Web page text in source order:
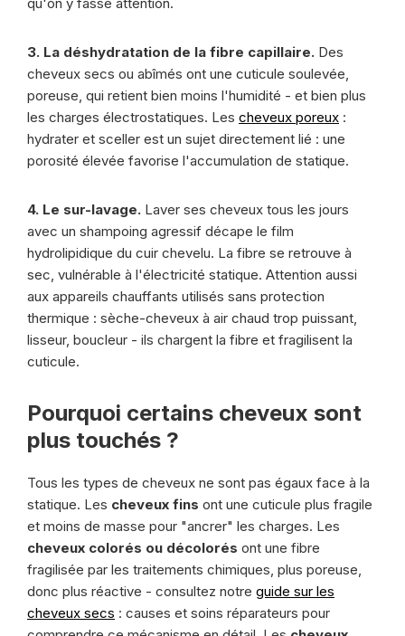
3. La déshydratation de la fibre capillaire. Des
cheveux secs ou abîmés ont une cuticule soulevée,
poreuse, qui retient bien moins l'humidité - et bien plus
les charges électrostatiques. Les cheveux poreux :
hydrater et sceller est un sujet directement lié : une
porosité élevée favorise l'accumulation de statique.
4. Le sur-lavage. Laver ses cheveux tous les jours
avec un shampoing agressif décape le film
hydrolipidique du cuir chevelu. La fibre se retrouve à
sec, vulnérable à l'électricité statique. Attention aussi
aux appareils chauffants utilisés sans protection
thermique : sèche-cheveux à air chaud trop puissant,
lisseur, boucleur - ils chargent la fibre et fragilisent la
cuticule.
Pourquoi certains cheveux sont
plus touchés ?
Tous les types de cheveux ne sont pas égaux face à la
statique. Les cheveux fins ont une cuticule plus fragile
et moins de masse pour "ancrer" les charges. Les
cheveux colorés ou décolorés ont une fibre
fragilisée par les traitements chimiques, plus poreuse,
donc plus réactive - consultez notre guide sur les
cheveux secs : causes et soins réparateurs pour